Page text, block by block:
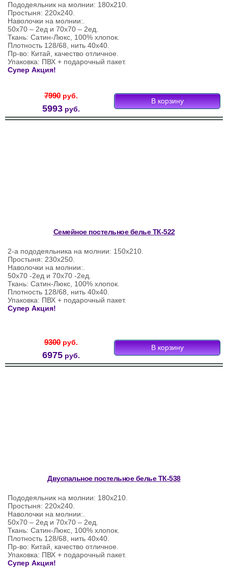
Пододеяльник на молнии: 180х210.
Простыня: 220х240.
Наволочки на молнии:.
50х70 – 2ед и 70х70 – 2ед.
Ткань: Сатин-Люкс, 100% хлопок.
Плотность 128/68, нить 40х40.
Пр-во: Китай, качество отличное.
Упаковка: ПВХ + подарочный пакет.
Супер Акция!
7990руб.
5993руб.
Семейное постельное белье ТК-522
2-а пододеяльника на молнии: 150х210.
Простыня: 230х250.
Наволочки на молнии:.
50х70 -2ед и 70х70 -2ед.
Ткань: Сатин-Люкс, 100% хлопок.
Плотность 128/68, нить 40х40.
Упаковка: ПВХ + подарочный пакет.
Супер Акция!
9300руб.
6975руб.
Двуспальное постельное белье ТК-538
Пододеяльник на молнии: 180х210.
Простыня: 220х240.
Наволочки на молнии:.
50х70 – 2ед и 70х70 – 2ед.
Ткань: Сатин-Люкс, 100% хлопок.
Плотность 128/68, нить 40х40.
Пр-во: Китай, качество отличное.
Упаковка: ПВХ + подарочный пакет.
Супер Акция!